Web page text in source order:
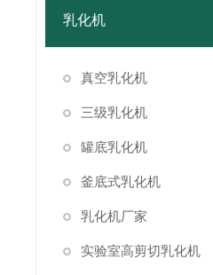
乳化机
真空乳化机
三级乳化机
罐底乳化机
釜底式乳化机
乳化机厂家
实验室高剪切乳化机